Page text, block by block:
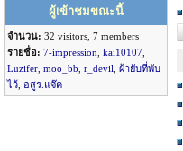
ผู้เข้าชมขณะนี้
จำนวน: 32 visitors, 7 members
รายชื่อ: 7-impression kai10107
Luzifer moo_bb r_devil ผ้ายับที่พับ
ไว้ อสูร.แจ๊ค